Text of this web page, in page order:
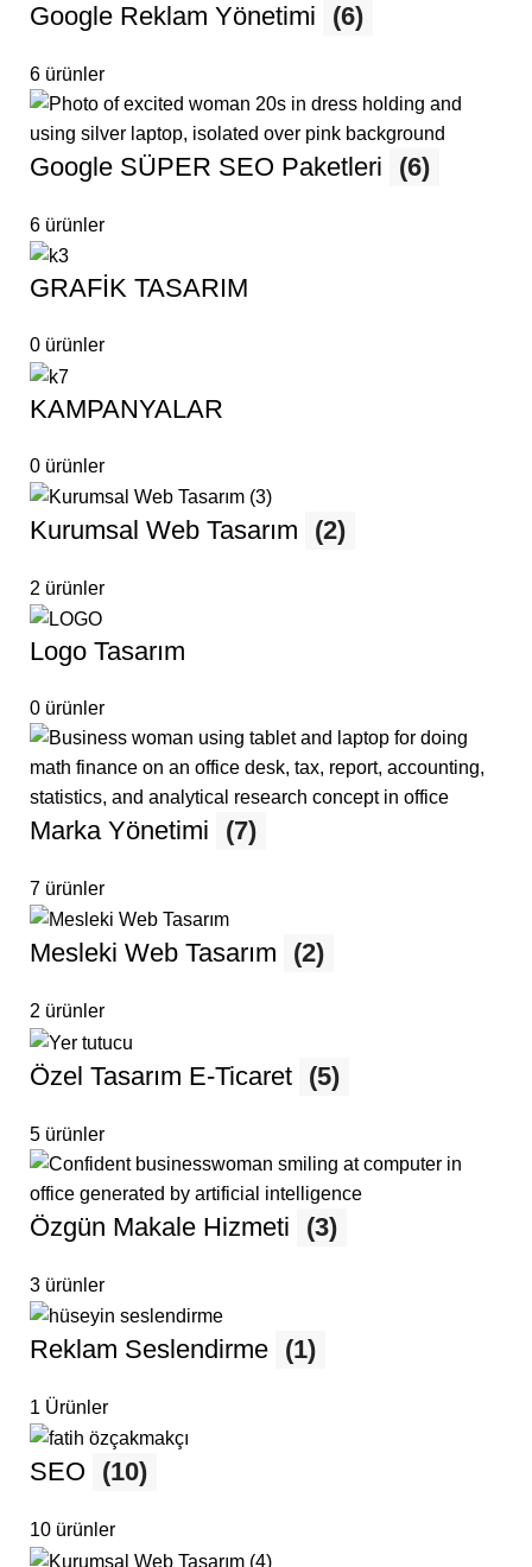
Google Reklam Yönetimi (6)
6 ürünler
Google SÜPER SEO Paketleri (6)
6 ürünler
GRAFİK TASARIM
0 ürünler
KAMPANYALAR
0 ürünler
Kurumsal Web Tasarım (2)
2 ürünler
Logo Tasarım
0 ürünler
Marka Yönetimi (7)
7 ürünler
Mesleki Web Tasarım (2)
2 ürünler
Özel Tasarım E-Ticaret (5)
5 ürünler
Özgün Makale Hizmeti (3)
3 ürünler
Reklam Seslendirme (1)
1 Ürünler
SEO (10)
10 ürünler